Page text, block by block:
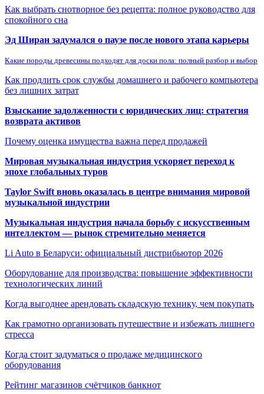
Как выбрать снотворное без рецепта: полное руководство для
спокойного сна
Эд Ширан задумался о паузе после нового этапа карьеры
Какие породы древесины подходят для доски пола: полный разбор и выбор
Как продлить срок службы домашнего и рабочего компьютера
без лишних затрат
Взыскание задолженности с юридических лиц: стратегия
возврата активов
Почему оценка имущества важна перед продажей
Мировая музыкальная индустрия ускоряет переход к
эпохе глобальных туров
Taylor Swift вновь оказалась в центре внимания мировой
музыкальной индустрии
Музыкальная индустрия начала борьбу с искусственным
интеллектом — рынок стремительно меняется
Li Auto в Беларуси: официальный дистрибьютор 2026
Оборудование для производства: повышение эффективности
технологических линий
Когда выгоднее арендовать складскую технику, чем покупать
Как грамотно организовать путешествие и избежать лишнего
стресса
Когда стоит задуматься о продаже медицинского
оборудования
Рейтинг магазинов счётчиков банкнот